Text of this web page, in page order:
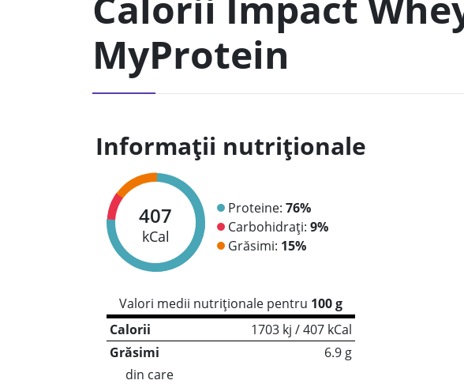
MyProtein
Informații nutriționale
407
kCal
Proteine: 76%
Carbohidrați: 9%
Grăsimi: 15%
Valori medii nutriționale pentru 100 g
Calorii
1703 kj / 407 kCal
Grăsimi
6.9 g
din care